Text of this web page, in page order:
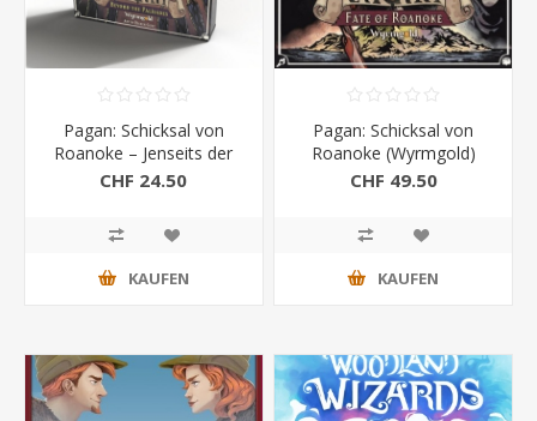
Pagan: Schicksal von
Roanoke – Jenseits der
Palisaden 1. Erw
CHF 24.50
KAUFEN
Pagan: Schicksal von
Roanoke (Wyrmgold)
CHF 49.50
KAUFEN